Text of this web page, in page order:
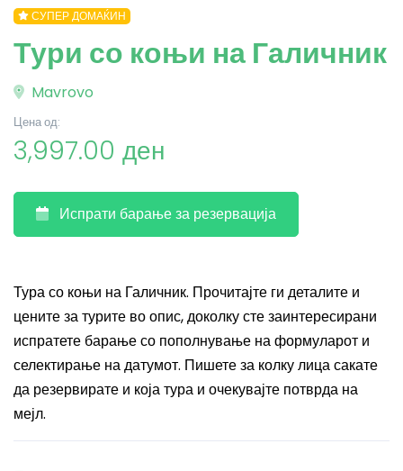
СУПЕР ДОМАЌИН
Тури со коњи на Галичник
Mavrovo
Цена од:
3,997.00 ден
Испрати барање за резервација
Тура со коњи на Галичник. Прочитајте ги деталите и
цените за турите во опис, доколку сте заинтересирани
испратете барање со пополнување на формуларот и
селектирање на датумот. Пишете за колку лица сакате
да резервирате и која тура и очекувајте потврда на
мејл.